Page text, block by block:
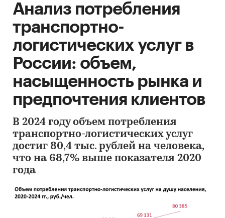
Анализ потребления
транспортно-
логистических услуг в
России: объем,
насыщенность рынка и
предпочтения клиентов
В 2024 году объем потребления
транспортно-логистических услуг
достиг 80,4 тыс. рублей на человека,
что на 68,7% выше показателя 2020
года